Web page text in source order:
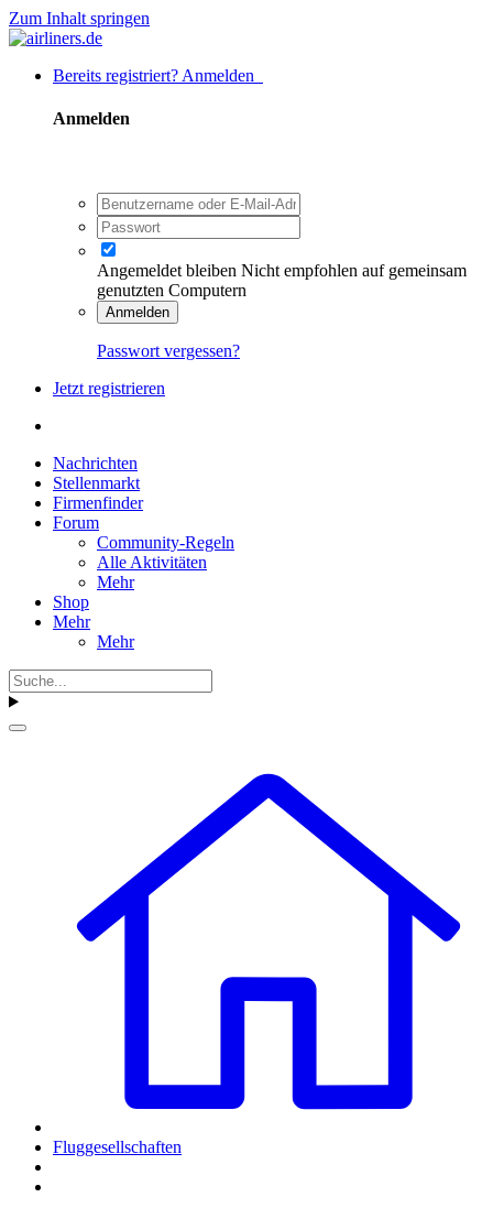
Zum Inhalt springen
Bereits registriert? Anmelden
Anmelden
Angemeldet bleiben Nicht empfohlen auf gemeinsam
genutzten Computern
Anmelden
Passwort vergessen?
Jetzt registrieren
Nachrichten
Stellenmarkt
Firmenfinder
Forum
Community-Regeln
Alle Aktivitäten
Mehr
Shop
Mehr
Mehr
Fluggesellschaften